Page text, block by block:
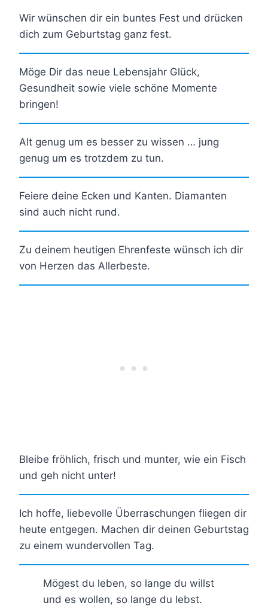
Wir wünschen dir ein buntes Fest und drücken
dich zum Geburtstag ganz fest.
Möge Dir das neue Lebensjahr Glück,
Gesundheit sowie viele schöne Momente
bringen!
Alt genug um es besser zu wissen … jung
genug um es trotzdem zu tun.
Feiere deine Ecken und Kanten. Diamanten
sind auch nicht rund.
Zu deinem heutigen Ehrenfeste wünsch ich dir
von Herzen das Allerbeste.
Bleibe fröhlich, frisch und munter, wie ein Fisch
und geh nicht unter!
Ich hoffe, liebevolle Überraschungen fliegen dir
heute entgegen. Machen dir deinen Geburtstag
zu einem wundervollen Tag.
Mögest du leben, so lange du willst
und es wollen, so lange du lebst.